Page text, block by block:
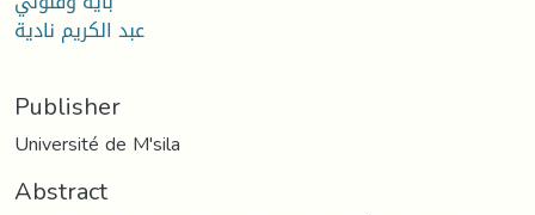
عبد الكريم نادية
Publisher
Université de M'sila
Abstract